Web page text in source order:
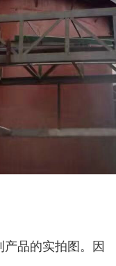
品的实拍图。因